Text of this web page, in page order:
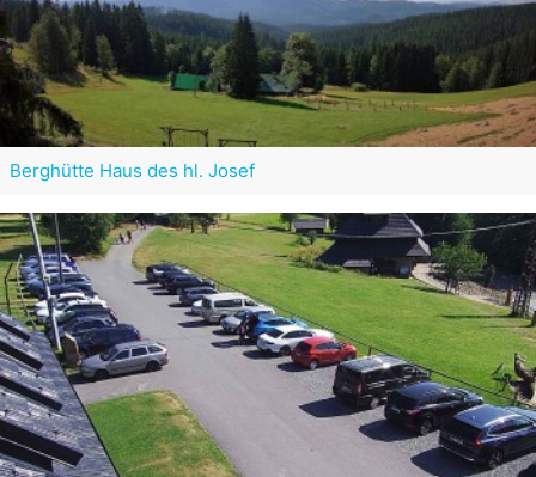
Berghütte Haus des hl. Josef